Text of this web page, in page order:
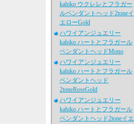
kahiko ウクレレとフラガー
ルペンダントヘッド2toneイ
エローGold
ハワイアンジュエリー
kahiko ハートとフラガール
ペンダントヘッドMono
ハワイアンジュエリー
kahiko ハートとフラガール
ペンダントヘッド
2toneRoseGold
ハワイアンジュエリー
kahiko ハートとフラガール
ペンダントヘッド2toneイエ